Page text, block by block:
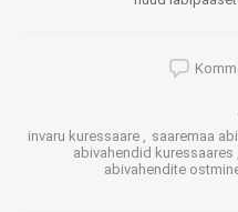
invaru kuressaare , saaremaa
abivahendid kuressaares
abivahendite